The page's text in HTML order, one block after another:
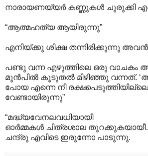
നാരായണയ്യർ കണ്ണുകൾ ചുരുക്കി
“ആത്മഹത്യ ആയിരുന്നു”
എനിയ്ക്കു ശിക്ഷ തന്നിരിക്കുന്നു
പണ്ടു വന്ന എഴുത്തിലെ ഒരു വാചകം
മുൻപിൽ കൂടുതൽ മിഴിഞ്ഞു വന്നത്.
പോയ എന്നെ നീ
വേണ്ടായിരുന്നു”
“മദ്ധ്യവേനലവധിയായീ
ഓർമ്മകൾ ചിത്രശാല
ചന്ദ്രു എവിടെ ഇരുന്നോ പാടുന്നു.